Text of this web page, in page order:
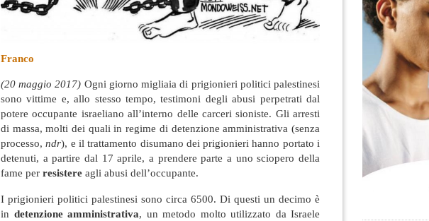
Franco
(20 maggio 2017) Ogni giorno migliaia di prigionieri politici palestinesi
sono vittime e, allo stesso tempo, testimoni degli abusi perpetrati dal
potere occupante israeliano all’interno delle carceri sioniste. Gli arresti
di massa, molti dei quali in regime di detenzione amministrativa (senza
processo,ndr), e il trattamento disumano dei prigionieri hanno portato i
detenuti, a partire dal 17 aprile, a prendere parte a uno sciopero della
fame per resistere agli abusi dell’occupante.
I prigionieri politici palestinesi sono circa 6500. Di questi un decimo è
in detenzione amministrativa, un metodo molto utilizzato da Israele